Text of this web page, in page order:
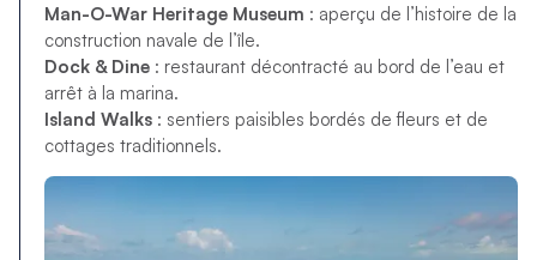
Man-O-War Heritage Museum : aperçu de l’histoire de la
construction navale de l’île.
Dock & Dine: restaurant décontracté au bord de l’eau et
arrêt à la marina.
Island Walks: sentiers paisibles bordés de fleurs et de
cottages traditionnels.